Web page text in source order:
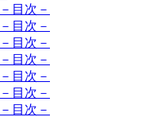
目次－
目次－
目次－
目次－
目次－
目次－
目次－